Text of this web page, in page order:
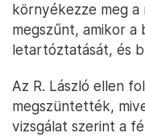
környékezze meg a
megszűnt, amikor a
letartóztatását, és
Az R. László ellen
megszüntették,
vizsgálat szerint a